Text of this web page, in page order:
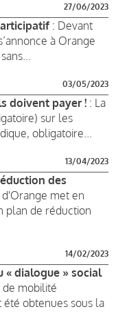
27/06/2023
: Devant
à Orange
03/05/2023
doivent payer ! : La
sur les
obligatoire...
13/04/2023
des
met en
plan de réduction
14/02/2023
« dialogue » social
de mobilité
obtenues sous la